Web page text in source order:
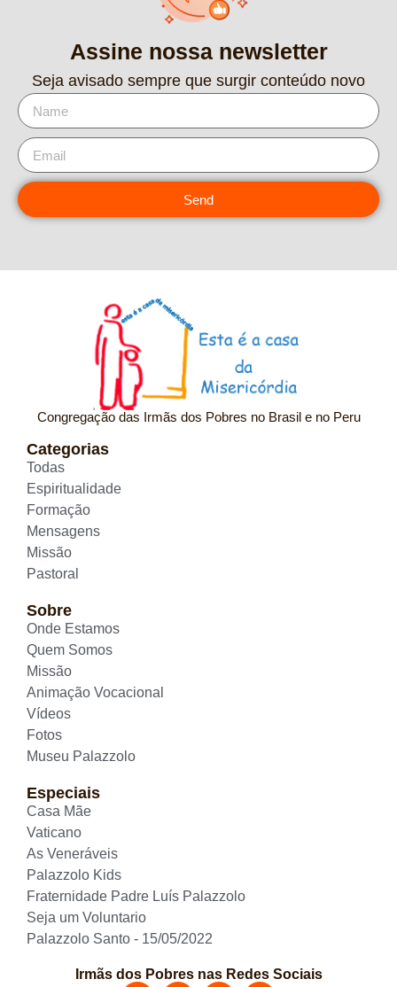
Assine nossa newsletter
Seja avisado sempre que surgir conteúdo novo
Send
Congregação das Irmãs dos Pobres no Brasil e no Peru
Categorias
Todas
Espiritualidade
Formação
Mensagens
Missão
Pastoral
Sobre
Onde Estamos
Quem Somos
Missão
Animação Vocacional
Vídeos
Fotos
Museu Palazzolo
Especiais
Casa Mãe
Vaticano
As Veneráveis
Palazzolo Kids
Fraternidade Padre Luís Palazzolo
Seja um Voluntario
Palazzolo Santo - 15/05/2022
Irmãs dos Pobres nas Redes Sociais